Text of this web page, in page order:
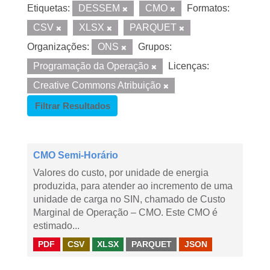
Etiquetas: DESSEM CMO
Formatos:
CSV
XLSX
PARQUET
Organizações:
ONS
Grupos:
Programação da Operação
Licenças:
Creative Commons Atribuição
Filtrar Resultados
CMO Semi-Horário
Valores do custo, por unidade de energia
produzida, para atender ao incremento de uma
unidade de carga no SIN, chamado de Custo
Marginal de Operação – CMO. Este CMO é
estimado...
PDF CSV XLSX PARQUET JSON